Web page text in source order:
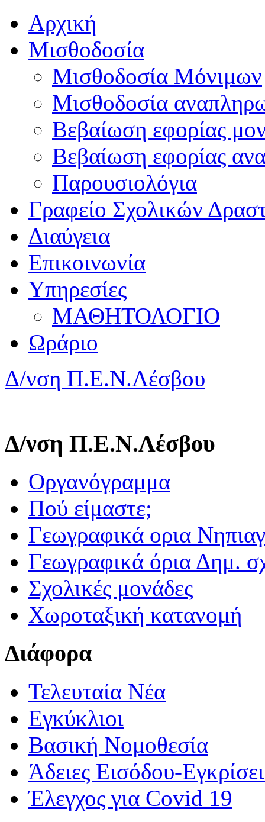
Αρχική
Μισθοδοσία
Μισθοδοσία Μόνιμων
Μισθοδοσία
Βεβαίωση εφορίας
Βεβαίωση εφορίας
Παρουσιολόγια
Γραφείο Σχολικών
Διαύγεια
Επικοινωνία
Υπηρεσίες
ΜΑΘΗΤΟΛΟΓΙΟ
Ωράριο
Δ/νση Π.Ε.Ν.Λέσβου
Δ/νση Π.Ε.Ν.Λέσβου
Οργανόγραμμα
Πού είμαστε;
Γεωγραφικά ορια
Γεωγραφικά όρια Δημ.
Σχολικές μονάδες
Χωροταξική κατανομή
Διάφορα
Τελευταία Νέα
Εγκύκλιοι
Βασική Νομοθεσία
Άδειες Εισόδου-
Έλεγχος για Covid 19